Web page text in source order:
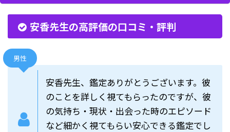
安香先生の高評価の口コミ・評判
男性
安香先生、鑑定ありがとうございます。彼
のことを詳しく視てもらったのですが、彼
の気持ち・現状・出会った時のエピソード
など細かく視てもらい安心できる鑑定でし